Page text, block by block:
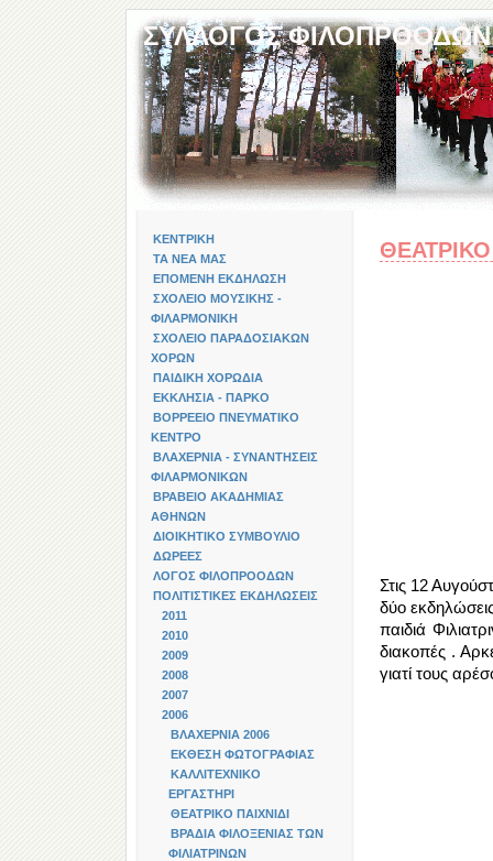
ΣΥΛΛΟΓΟΣ ΦΙΛΟΠΡΟΟΔΩΝ
ΘΕΑΤΡΙΚΟ
Στις 12
δύο
παιδιά
διακοπές .
γιατί τους
ΚΕΝΤΡΙΚΗ
ΤΑ ΝΕΑ ΜΑΣ
ΕΠΟΜΕΝΗ ΕΚΔΗΛΩΣΗ
ΣΧΟΛΕΙΟ ΜΟΥΣΙΚΗΣ -
ΦΙΛΑΡΜΟΝΙΚΗ
ΣΧΟΛΕΙΟ ΠΑΡΑΔΟΣΙΑΚΩΝ
ΧΟΡΩΝ
ΠΑΙΔΙΚΗ ΧΟΡΩΔΙΑ
ΕΚΚΛΗΣΙΑ - ΠΑΡΚΟ
ΒΟΡΡΕΕΙΟ ΠΝΕΥΜΑΤΙΚΟ
ΚΕΝΤΡΟ
ΒΛΑΧΕΡΝΙΑ - ΣΥΝΑΝΤΗΣΕΙΣ
ΦΙΛΑΡΜΟΝΙΚΩΝ
ΒΡΑΒΕΙΟ ΑΚΑΔΗΜΙΑΣ
ΑΘΗΝΩΝ
ΔΙΟΙΚΗΤΙΚΟ ΣΥΜΒΟΥΛΙΟ
ΔΩΡΕΕΣ
ΛΟΓΟΣ ΦΙΛΟΠΡΟΟΔΩΝ
ΠΟΛΙΤΙΣΤΙΚΕΣ ΕΚΔΗΛΩΣΕΙΣ
2011
2010
2009
2008
2007
2006
ΒΛΑΧΕΡΝΙΑ 2006
ΕΚΘΕΣΗ ΦΩΤΟΓΡΑΦΙΑΣ
ΚΑΛΛΙΤΕΧΝΙΚΟ
ΕΡΓΑΣΤΗΡΙ
ΘΕΑΤΡΙΚΟ ΠΑΙΧΝΙΔΙ
ΒΡΑΔΙΑ ΦΙΛΟΞΕΝΙΑΣ ΤΩΝ
ΦΙΛΙΑΤΡΙΝΩΝ